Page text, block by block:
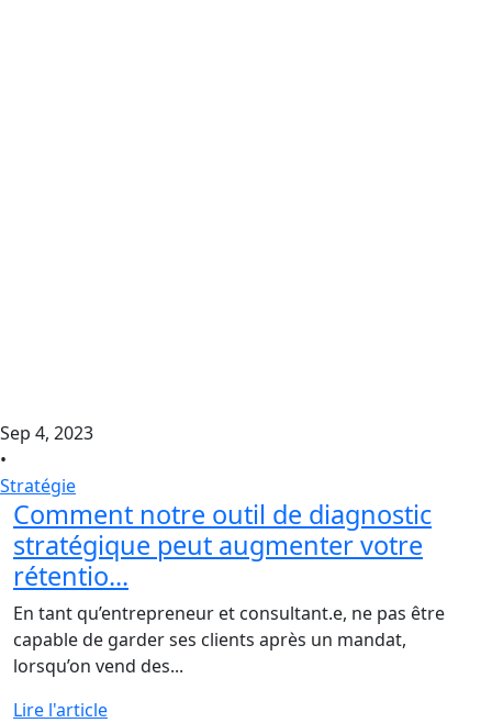
Sep 4, 2023
•
Stratégie
Comment notre outil de diagnostic
stratégique peut augmenter votre
rétentio...
En tant qu’entrepreneur et consultant.e, ne pas être
capable de garder ses clients après un mandat,
lorsqu’on vend des...
Lire l'article